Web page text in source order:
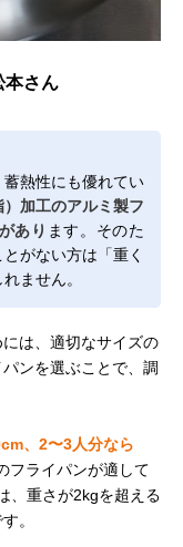
本さん
熱性にも優れてい
加工のアルミ製フ
あり ます。そのた
がない方は「重く
ません。
は、適切なサイズの
ンを選ぶことで、調
、2〜3人分なら
フライパンが適して
、重さが2kgを超える
。